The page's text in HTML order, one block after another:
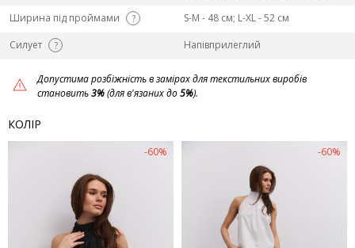
Ширина під проймами
?
S-M - 48 см; L-ХL - 52 см
Силует
? Напівприлеглий
Допустима розбіжність в замірах для текстильних виробів
становить3%(для в'язаних до5%).
КОЛІР
-60% -60%